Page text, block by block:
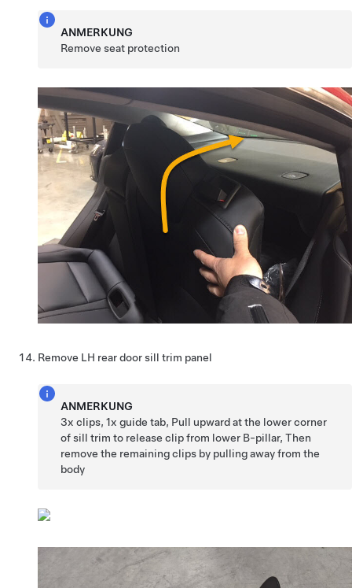
ANMERKUNG
Remove seat protection
Remove LH rear door sill trim panel
ANMERKUNG
3x clips, 1x guide tab, Pull upward at the lower corner
of sill trim to release clip from lower B-pillar, Then
remove the remaining clips by pulling away from the
body